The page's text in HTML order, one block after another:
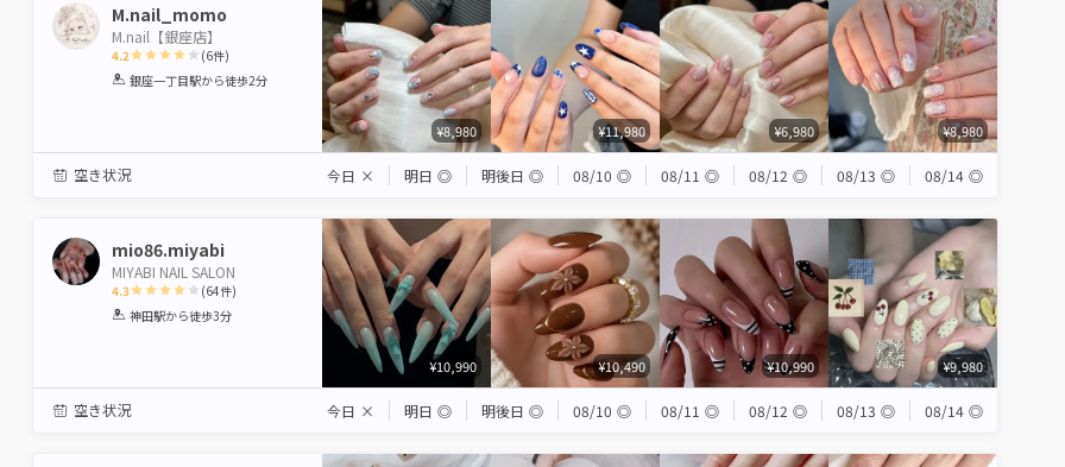
M.nail_momo
M.nail【銀座店】
4.2
1 2 3 4 5
(6件)
銀座一丁目駅から徒歩2分
¥8,980 ¥11,980 ¥6,980 ¥8,980
空き状況 今日 × 明日 ◎ 明後日 ◎ 08/10 ◎ 08/11 ◎ 08/12 ◎ 08/13 ◎ 08/14 ◎
mio86.miyabi
MIYABI NAIL SALON
4.3
1 2 3 4 5
(64件)
神田駅から徒歩3分
¥10,990 ¥10,490 ¥10,990 ¥9,980
空き状況 今日 × 明日 ◎ 明後日 ◎ 08/10 ◎ 08/11 ◎ 08/12 ◎ 08/13 ◎ 08/14 ◎